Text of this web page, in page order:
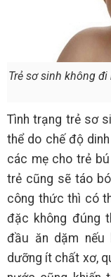
Trẻ sơ sinh không
Tình trạng trẻ sơ
thể do chế độ
các mẹ cho trẻ
trẻ cũng sẽ táo
công thức thì có
đặc không đúng
đầu ăn dặm nếu
dưỡng ít chất xơ,